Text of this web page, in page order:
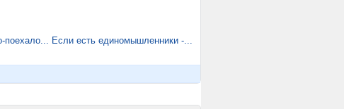
поехало... Если есть единомышленники -...